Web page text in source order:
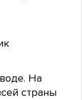
На
страны